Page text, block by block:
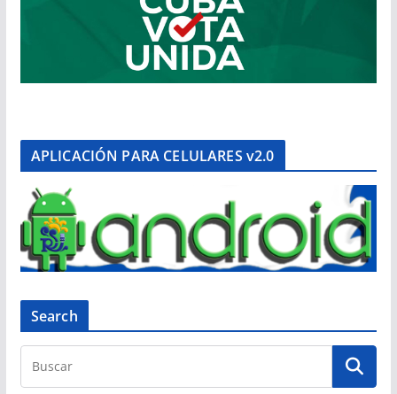
APLICACIÓN PARA CELULARES v2.0
Search